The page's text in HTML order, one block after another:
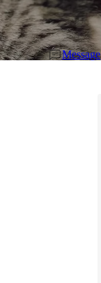
Message